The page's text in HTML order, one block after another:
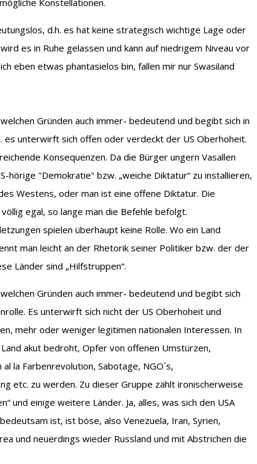
Konstellationen.
d.h. es hat keine strategisch wichtige Lage oder
es in Ruhe gelassen und kann auf niedrigem Niveau vor
eben etwas phantasielos bin, fallen mir nur Swasiland
Gründen auch immer- bedeutend und begibt sich in
es unterwirft sich offen oder verdeckt der US Oberhoheit.
Konsequenzen. Da die Bürger ungern Vasallen
hörige "Demokratie" bzw. „weiche Diktatur“ zu installieren,
Westens, oder man ist eine offene Diktatur. Die
egal, so lange man die Befehle befolgt.
spielen überhaupt keine Rolle. Wo ein Land
man leicht an der Rhetorik seiner Politiker bzw. der der
Länder sind „Hilfstruppen“.
Gründen auch immer- bedeutend und begibt sich
Es unterwirft sich nicht der US Oberhoheit und
mehr oder weniger legitimen nationalen Interessen. In
akut bedroht, Opfer von offenen Umstürzen,
la Farbenrevolution, Sabotage, NGO´s,
etc. zu werden. Zu dieser Gruppe zählt ironischerweise
und einige weitere Länder. Ja, alles, was sich den USA
ist, ist böse, also Venezuela, Iran, Syrien,
und neuerdings wieder Russland und mit Abstrichen die